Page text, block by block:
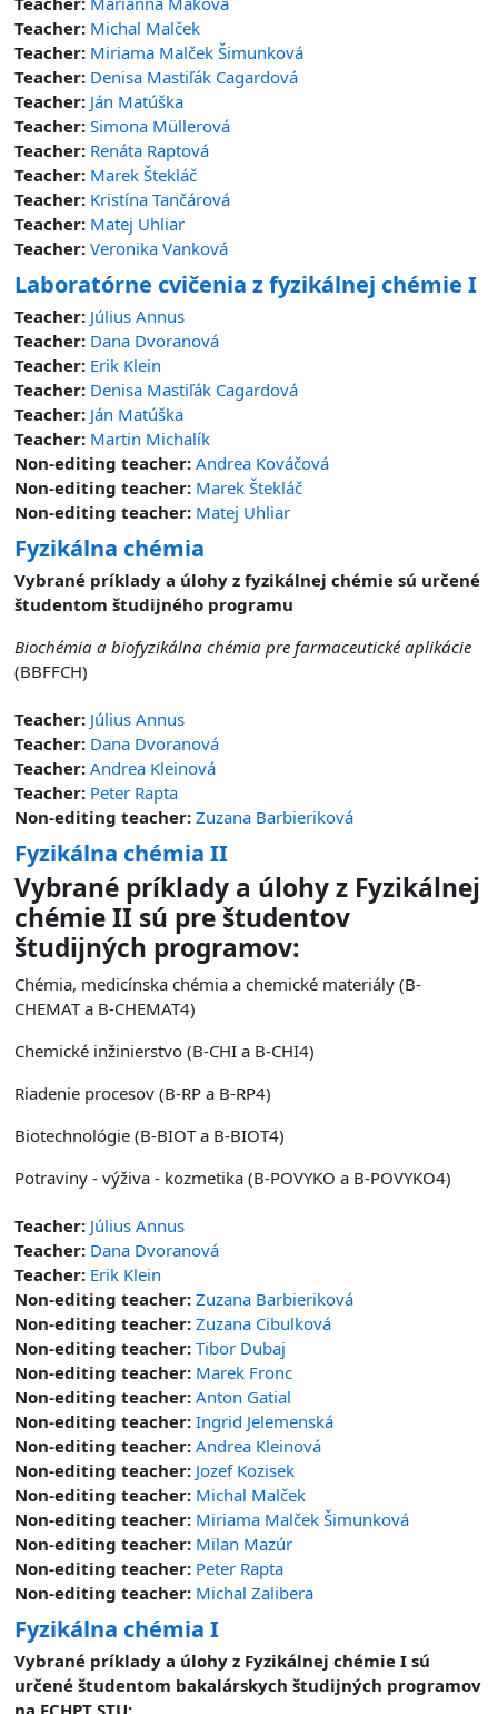
Teacher: Michal Malček
Teacher: Miriama Malček Šimunková
Teacher: Denisa Mastiľák Cagardová
Teacher: Ján Matúška
Teacher: Simona Müllerová
Teacher: Renáta Raptová
Teacher: Marek Štekláč
Teacher: Kristína Tančárová
Teacher: Matej Uhliar
Teacher: Veronika Vanková
Laboratórne cvičenia z fyzikálnej chémie I
Teacher: Július Annus
Teacher: Dana Dvoranová
Teacher: Erik Klein
Teacher: Denisa Mastiľák Cagardová
Teacher: Ján Matúška
Teacher: Martin Michalík
Non-editing teacher: Andrea Kováčová
Non-editing teacher: Marek Štekláč
Non-editing teacher: Matej Uhliar
Fyzikálna chémia
Vybrané príklady a úlohy z fyzikálnej chémie sú určené
študentom študijného programu
Biochémia a biofyzikálna chémia pre farmaceutické aplikácie
(BBFFCH)
Teacher: Július Annus
Teacher: Dana Dvoranová
Teacher: Andrea Kleinová
Teacher: Peter Rapta
Non-editing teacher: Zuzana Barbieriková
Fyzikálna chémia II
Vybrané príklady a úlohy z Fyzikálnej
chémie II sú pre študentov
študijných programov:
Chémia, medicínska chémia a chemické materiály (B-
CHEMAT a B-CHEMAT4)
Chemické inžinierstvo (B-CHI a B-CHI4)
Riadenie procesov (B-RP a B-RP4)
Biotechnológie (B-BIOT a B-BIOT4)
Potraviny - výživa - kozmetika (B-POVYKO a B-POVYKO4)
Teacher: Július Annus
Teacher: Dana Dvoranová
Teacher: Erik Klein
Non-editing teacher: Zuzana Barbieriková
Non-editing teacher: Zuzana Cibulková
Non-editing teacher: Tibor Dubaj
Non-editing teacher: Marek Fronc
Non-editing teacher: Anton Gatial
Non-editing teacher: Ingrid Jelemenská
Non-editing teacher: Andrea Kleinová
Non-editing teacher: Jozef Kozisek
Non-editing teacher: Michal Malček
Non-editing teacher: Miriama Malček Šimunková
Non-editing teacher: Milan Mazúr
Non-editing teacher: Peter Rapta
Non-editing teacher: Michal Zalibera
Fyzikálna chémia I
Vybrané príklady a úlohy z Fyzikálnej chémie I sú
určené študentom bakalárskych študijných programov
na FCHPT STU: